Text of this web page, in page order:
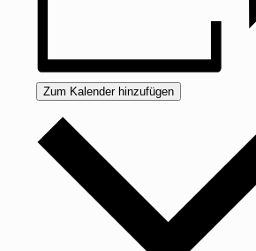
Zum Kalender hinzufügen